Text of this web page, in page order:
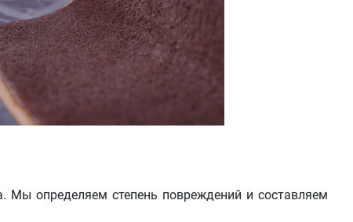
Мы определяем степень повреждений и составляем